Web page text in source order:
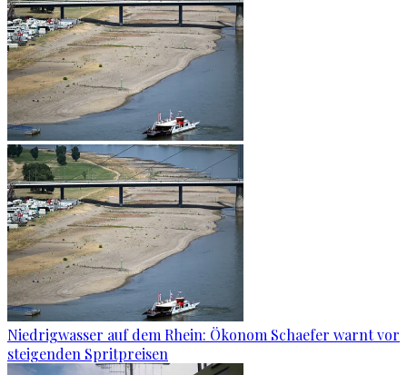
Niedrigwasser auf dem Rhein: Ökonom Schaefer warnt vor
steigenden Spritpreisen